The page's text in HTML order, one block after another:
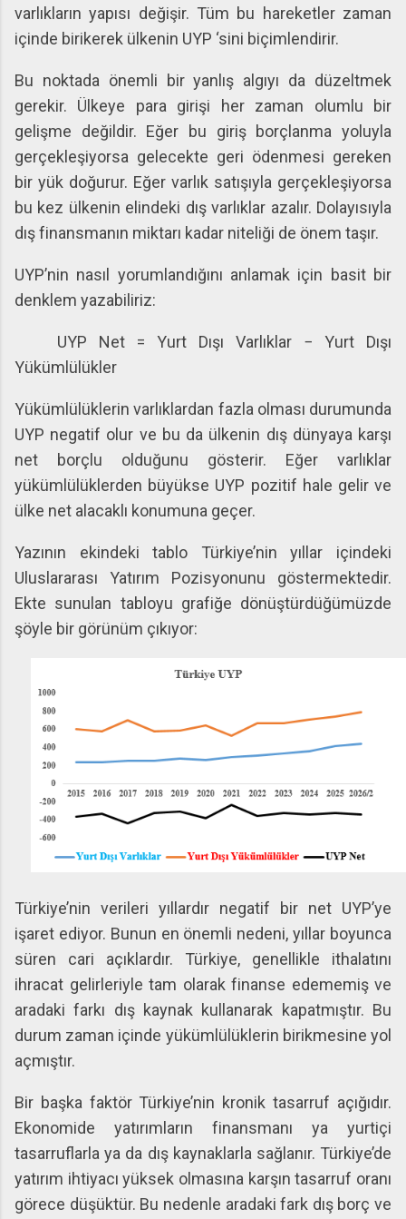
varlıkların yapısı değişir. Tüm bu hareketler zaman
içinde birikerek ülkenin UYP ‘sini biçimlendirir.
Bu noktada önemli bir yanlış algıyı da düzeltmek
gerekir. Ülkeye para girişi her zaman olumlu bir
gelişme değildir. Eğer bu giriş borçlanma yoluyla
gerçekleşiyorsa gelecekte geri ödenmesi gereken
bir yük doğurur. Eğer varlık satışıyla gerçekleşiyorsa
bu kez ülkenin elindeki dış varlıklar azalır. Dolayısıyla
dış finansmanın miktarı kadar niteliği de önem taşır.
UYP’nin nasıl yorumlandığını anlamak için basit bir
denklem yazabiliriz:
UYP Net = Yurt Dışı Varlıklar − Yurt Dışı
Yükümlülükler
Yükümlülüklerin varlıklardan fazla olması durumunda
UYP negatif olur ve bu da ülkenin dış dünyaya karşı
net borçlu olduğunu gösterir. Eğer varlıklar
yükümlülüklerden büyükse UYP pozitif hale gelir ve
ülke net alacaklı konumuna geçer.
Yazının ekindeki tablo Türkiye’nin yıllar içindeki
Uluslararası Yatırım Pozisyonunu göstermektedir.
Ekte sunulan tabloyu grafiğe dönüştürdüğümüzde
şöyle bir görünüm çıkıyor:
Türkiye’nin verileri yıllardır negatif bir net UYP’ye
işaret ediyor. Bunun en önemli nedeni, yıllar boyunca
süren cari açıklardır. Türkiye, genellikle ithalatını
ihracat gelirleriyle tam olarak finanse edememiş ve
aradaki farkı dış kaynak kullanarak kapatmıştır. Bu
durum zaman içinde yükümlülüklerin birikmesine yol
açmıştır.
Bir başka faktör Türkiye’nin kronik tasarruf açığıdır.
Ekonomide yatırımların finansmanı ya yurtiçi
tasarruflarla ya da dış kaynaklarla sağlanır. Türkiye’de
yatırım ihtiyacı yüksek olmasına karşın tasarruf oranı
görece düşüktür. Bu nedenle aradaki fark dış borç ve